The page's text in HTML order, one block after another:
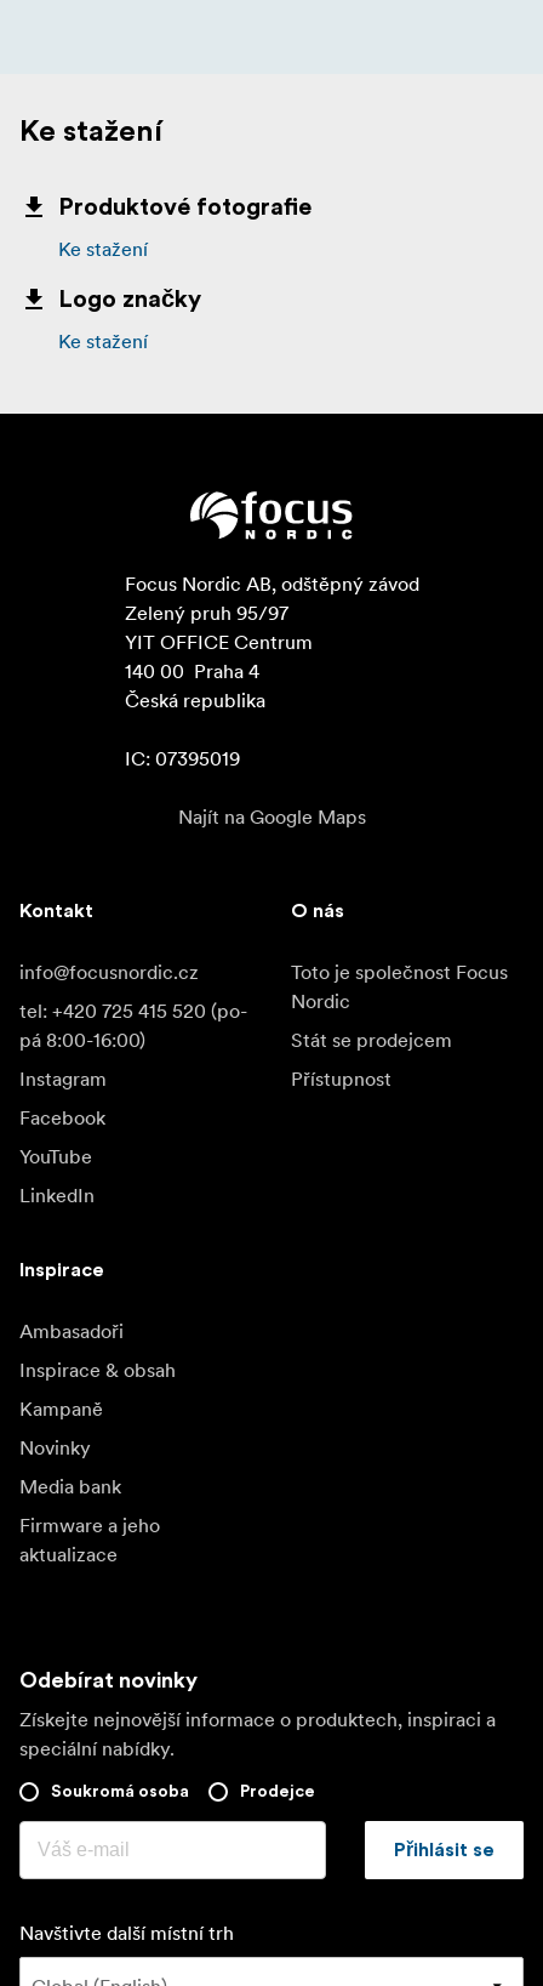
Ke stažení
Produktové fotografie
Ke stažení
Logo značky
Ke stažení
Focus Nordic AB, odštěpný závod
Zelený pruh 95/97
YIT OFFICE Centrum
140 00  Praha 4
Česká republika
IC: 07395019
Najít na Google Maps
Kontakt
info@focusnordic.cz
tel: +420 725 415 520 (po-
pá 8:00-16:00)
Instagram
Facebook
YouTube
LinkedIn
O nás
Toto je společnost Focus
Nordic
Stát se prodejcem
Přístupnost
Inspirace
Ambasadoři
Inspirace & obsah
Kampaně
Novinky
Media bank
Firmware a jeho
aktualizace
Odebírat novinky
Získejte nejnovější informace o produktech, inspiraci a
speciální nabídky.
Soukromá osoba Prodejce
Přihlásit se
Navštivte další místní trh